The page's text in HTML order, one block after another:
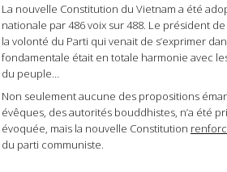
La nouvelle Constitution du Vietnam a été
nationale par 486 voix sur 488. Le président
la volonté du Parti qui venait de s’exprimer
fondamentale était en totale harmonie avec
du peuple…
Non seulement aucune des propositions
évêques, des autorités bouddhistes, n’a été
évoquée, mais la nouvelle Constitution
du parti communiste.